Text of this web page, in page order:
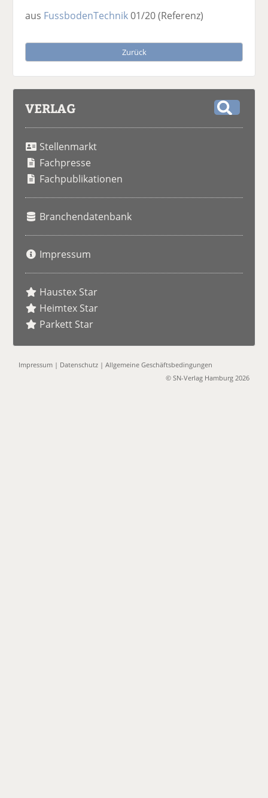
aus FussbodenTechnik01/20(Referenz)
Zurück
VERLAG
Stellenmarkt
Fachpresse
Fachpublikationen
Branchendatenbank
Impressum
Haustex Star
Heimtex Star
Parkett Star
Impressum | Datenschutz |Allgemeine Geschäftsbedingungen
© SN-Verlag Hamburg 2026